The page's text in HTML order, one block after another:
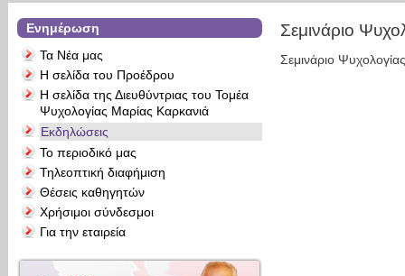
λεύκωμα Επικοινωνία Alexander Ξένες Γλώσσες
Ενημέρωση
Τα Νέα μας
Η σελίδα του Προέδρου
Η σελίδα της Διευθύντριας του Τομέα
Ψυχολογίας Μαρίας Καρκανιά
Εκδηλώσεις
Το περιοδικό μας
Τηλεοπτική διαφήμιση
Θέσεις καθηγητών
Χρήσιμοι σύνδεσμοι
Για την εταιρεία
Σεμινάριο
Σεμινάριο